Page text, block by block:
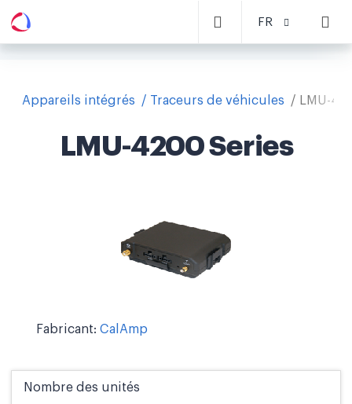
FR
Appareils intégrés Traceurs de véhicules LMU-
LMU-4200 Series
Fabricant: CalAmp
Nombre des unités